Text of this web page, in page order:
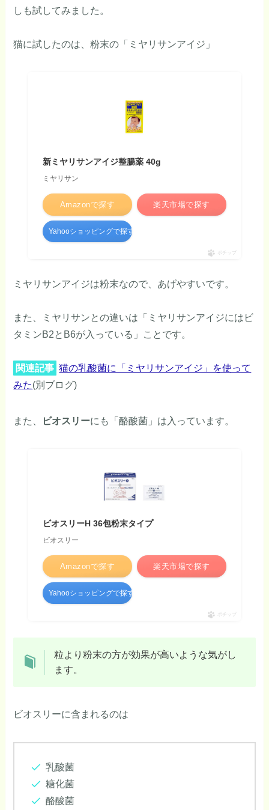
しも試してみました。
猫に試したのは、粉末の「ミヤリサンアイジ」
新ミヤリサンアイジ整腸薬 40g
ミヤリサン
Amazonで探す 楽天市場で探す
Yahooショッピングで探す
ポチップ
ミヤリサンアイジは粉末なので、あげやすいです。
また、ミヤリサンとの違いは「ミヤリサンアイジにはビ
タミンB2とB6が入っている」ことです。
関連記事 猫の乳酸菌に「ミヤリサンアイジ」を使って
みた(別ブログ)
また、 ビオスリーにも「酪酸菌」は入っています。
ビオスリーH 36包粉末タイプ
ビオスリー
Amazonで探す 楽天市場で探す
Yahooショッピングで探す
ポチップ
粒より粉末の方が効果が高いような気がし
ます。
ビオスリーに含まれるのは
乳酸菌
糖化菌
酪酸菌